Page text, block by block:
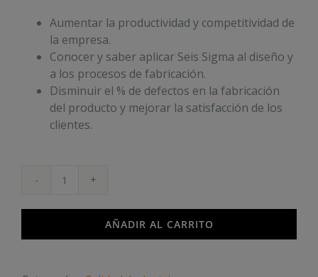
Aumentar la productividad y competitividad de
la empresa.
Conocer y saber aplicar Seis Sigma al diseño y
a los procesos de fabricación.
Disminuir el % de defectos en la fabricación
del producto y mejorar la satisfacción de los
clientes.
Seis
cantidadAÑADIR AL CARRITO